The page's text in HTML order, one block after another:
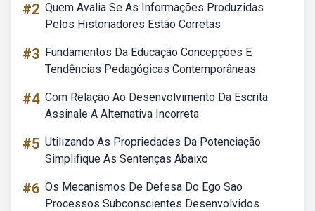
#2 Quem Avalia Se As Informações Produzidas
Pelos Historiadores Estão Corretas
#3 Fundamentos Da Educação Concepções E
Tendências Pedagógicas Contemporâneas
#4 Com Relação Ao Desenvolvimento Da Escrita
Assinale A Alternativa Incorreta
#5 Utilizando As Propriedades Da Potenciação
Simplifique As Sentenças Abaixo
#6 Os Mecanismos De Defesa Do Ego Sao
Processos Subconscientes Desenvolvidos